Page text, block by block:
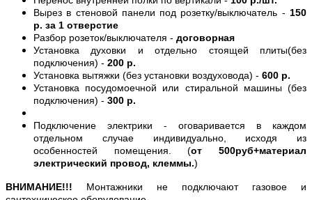
Вырез в стеновой панели под розетку/выключатель - 150
р. за 1 отверстие
Разбор розеток/выключателя - договорная
Установка духовки и отдельно стоящей плиты(без
подключения) - 200 р.
Установка вытяжки (без установки воздуховода) - 600 р.
Установка посудомоечной или стиральной машины (без
подключения) - 300 р.
Подключение электрики - оговаривается в каждом
отдельном случае индивидуально, исходя из
особенностей помещения. (от 500руб+материал
электрический провод, клеммы.)
ВНИМАНИЕ!!! Монтажники не подключают газовое и